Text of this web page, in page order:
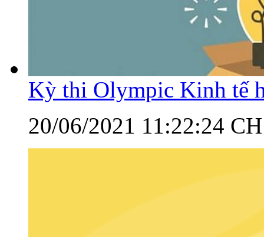
Kỳ thi Olympic Kinh tế
20/06/2021 11:22:24 CH